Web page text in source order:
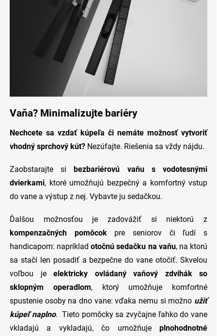
Vaňa? Minimalizujte bariéry
Nechcete sa vzdať kúpeľa či nemáte možnosť vytvoriť
vhodný sprchový kút? Nezúfajte. Riešenia sa vždy nájdu.
Zaobstarajte sibezbariérovú vaňu s vodotesnými
dvierkami, ktoré umožňujú bezpečný a komfortný vstup
do vane a výstup z nej. Vybavte ju sedačkou.
Ďalšou možnosťou je zadovážiť si niektorú z
kompenzačných pomôcok pre seniorov či ľudí s
handicapom: napríkladotočnú sedačku na vaňu, na ktorú
sa stačí len posadiť a bezpečne do vane otočiť. Skvelou
voľbou je elektricky ovládaný vaňový zdvihák so
sklopným operadlom, ktorý umožňuje komfortné
spustenie osoby na dno vane: vďaka nemu si možno užiť
kúpeľ naplno. Tieto pomôcky sa zvyčajne ľahko do vane
vkladajú a vykladajú, čo umožňuje plnohodnotné